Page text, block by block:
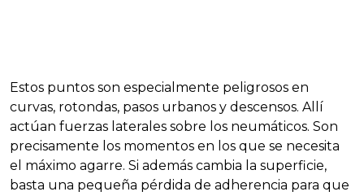
Estos puntos son especialmente peligrosos en
curvas, rotondas, pasos urbanos y descensos. Allí
actúan fuerzas laterales sobre los neumáticos. Son
precisamente los momentos en los que se necesita
el máximo agarre. Si además cambia la superficie,
basta una pequeña pérdida de adherencia para que